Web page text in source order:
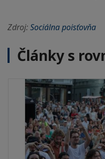
Zdroj:Sociálna poisťovňa
Články s